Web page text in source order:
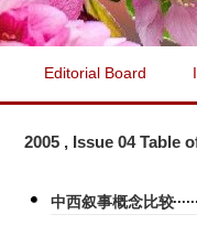
Editorial Board
2005 , Issue 04 Table
中西叙事概念比较